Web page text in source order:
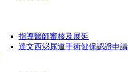
指導醫師審核及展延
達文西泌尿道手術健保認證申請